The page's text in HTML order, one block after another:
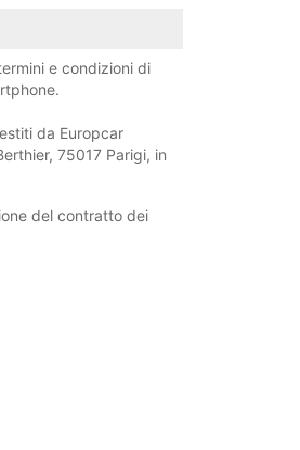
e condizioni di
da Europcar
75017 Parigi, in
del contratto dei